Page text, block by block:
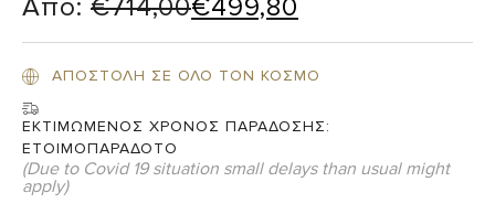
Από: €714,00€499,80
ΑΠΟΣΤΟΛΗ ΣΕ ΟΛΟ ΤΟΝ ΚΟΣΜΟ
ΕΚΤΙΜΩΜΕΝΟΣ ΧΡΟΝΟΣ ΠΑΡΑΔΟΣΗΣ:
ΕΤΟΙΜΟΠΑΡΑΔΟΤΟ
(Due to Covid 19 situation small delays than usual might
apply)